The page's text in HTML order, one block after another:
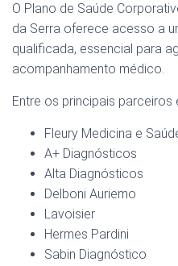
O Plano de Saúde
da Serra oferece acesso a
qualificada, essencial para
acompanhamento médico.
Entre os principais parceiros
Fleury Medicina e
A+ Diagnósticos
Alta Diagnósticos
Delboni Auriemo
Lavoisier
Hermes Pardini
Sabin Diagnóstico